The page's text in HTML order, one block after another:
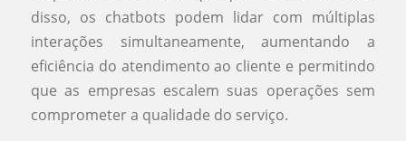
disso, os chatbots podem lidar com múltiplas
interações simultaneamente, aumentando a
eficiência do atendimento ao cliente e permitindo
que as empresas escalem suas operações sem
comprometer a qualidade do serviço.